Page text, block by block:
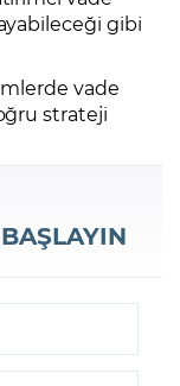
gibi
vade
strateji